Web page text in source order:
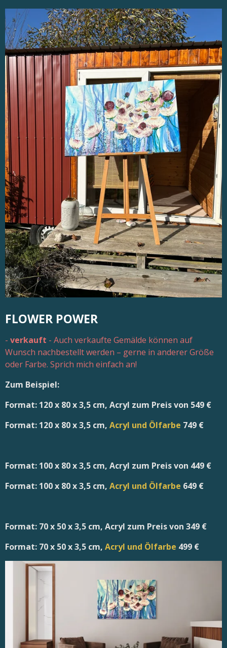
FLOWER POWER
- verkauft - Auch verkaufte Gemälde können auf
Wunsch nachbestellt werden – gerne in anderer Größe
oder Farbe. Sprich mich einfach an!
Zum Beispiel:
Format: 120 x 80 x 3,5 cm, Acryl zum Preis von 549 €
Format: 120 x 80 x 3,5 cm, Acryl und Ölfarbe 749 €
Format: 100 x 80 x 3,5 cm, Acryl zum Preis von 449 €
Format: 100 x 80 x 3,5 cm, Acryl und Ölfarbe 649 €
Format: 70 x 50 x 3,5 cm, Acryl zum Preis von 349 €
Format: 70 x 50 x 3,5 cm, Acryl und Ölfarbe 499 €